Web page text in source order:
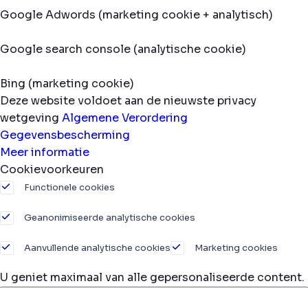
Google Adwords (marketing cookie + analytisch)
Google search console (analytische cookie)
Bing (marketing cookie)
Deze website voldoet aan de nieuwste privacy
wetgeving Algemene Verordering
Gegevensbescherming
Meer informatie
Cookievoorkeuren
Functionele cookies
Geanonimiseerde analytische cookies
Aanvullende analytische cookies Marketing cookies
U geniet maximaal van alle gepersonaliseerde content.